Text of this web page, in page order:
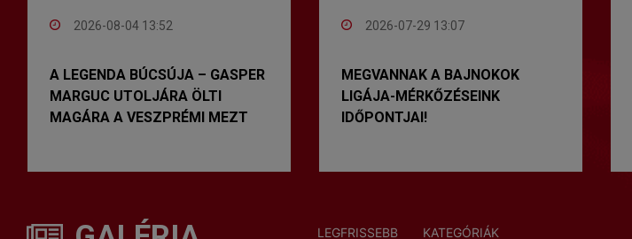
2026-08-04 13:52
A LEGENDA BÚCSÚJA – GASPER
MARGUC UTOLJÁRA ÖLTI
MAGÁRA A VESZPRÉMI MEZT
2026-07-29 13:07
MEGVANNAK A BAJNOKOK
LIGÁJA-MÉRKŐZÉSEINK
IDŐPONTJAI!
LEGFRISSEBB KATEGÓRIÁK